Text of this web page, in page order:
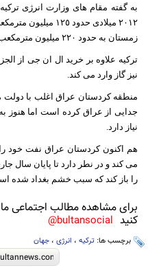
به گفته مقام های وزارت انرژی
٢٠١٢ میلادی حدود
زمستان به حدود ٢٢٠ میلیون مترمکعب در روز افزایش یابد
ترکیه علاوه بر خرید ال ان جی از
نیز گاز وارد می کند.
منطقه کردستان عراق اغلب با دولت
نیاز دارد.
هم اکنون کردستان عراق نفت خود را
می کند و در نطر دارد تا پایان سال
را باز کند که سبب خشم بغداد شده
برای مشاهده مطالب اجتماعی ما
کنید bultansocial@
برچسب ها: ترکیه ، انرژی ، جهان